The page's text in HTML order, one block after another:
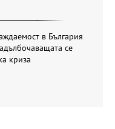
в България
се
криза